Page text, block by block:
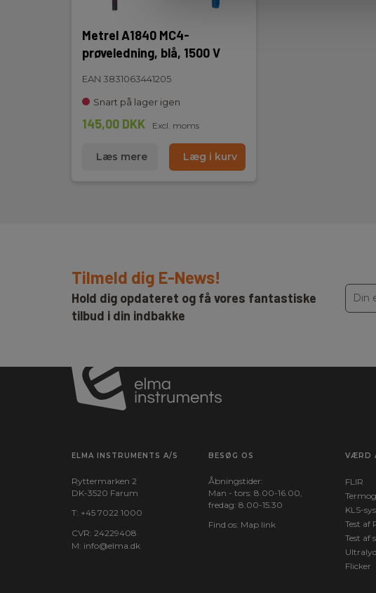
Metrel A1840 MC4-
prøveledning, blå, 1500 V
EAN 3831063441205
Snart på lager igen
145,00 DKK Excl. moms
Læs mere Læg i kurv
Tilmeld dig E-News!
Hold dig opdateret og få vores fantastiske
tilbud i din indbakke
ELMA INSTRUMENTS A/S
Ryttermarken 2
DK-3520 Farum
T: +45 7022 1000
CVR: 24229408
M: info@elma.dk
BESØG OS
Åbningstider:
Man - tors: 8.00-16.00,
fredag: 8.00-15.30
Find os: Map link
VÆRD
FLIR
KLS-
Test af
Test af
Flicker